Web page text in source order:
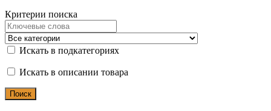
Критерии поиска
Искать в подкатегориях
Искать в описании товара